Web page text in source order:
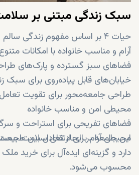
سبک زندگی مبتنی بر
حیات ۴ بر اساس مفهوم زندگی
آرام و مناسب خانواده با امکانات
فضاهای سبز گسترده و پارک‌های
خیابان‌های قابل پیاده‌روی برای سبک
طراحی جامعه‌محور برای تقویت
محیطی امن و مناسب خانواده
فضاهای تفریحی برای استراحت و
محیطی آرام برای ارتقای سلامت
این جامعه بر ایجاد تعادل بین
دارد و گزینه‌ای ایده‌آل برای خرید
محسوب می‌شود.